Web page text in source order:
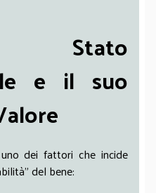
e il suo
dei fattori che incide
del bene: